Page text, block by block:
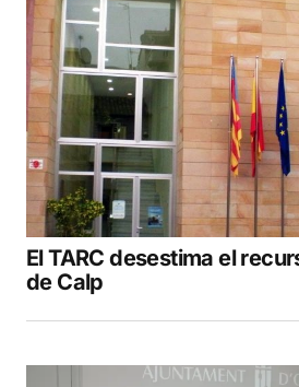
El TARC desestima el
de Calp